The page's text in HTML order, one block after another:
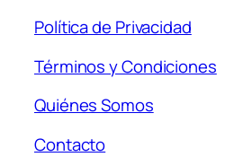
Política de Privacidad
Términos y Condiciones
Quiénes Somos
Contacto